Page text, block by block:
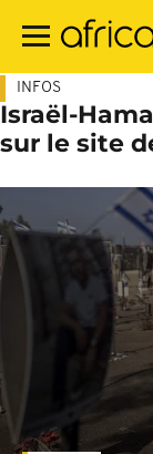
contenu
INFOS
Israël-
sur le site